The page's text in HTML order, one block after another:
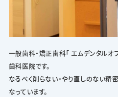
一般歯科・矯正歯科「 エムデンタル
歯科医院です。
なるべく削らない・やり直しのない精
なっています。